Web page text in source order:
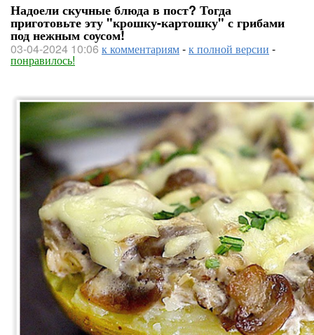
Надоели скучные блюда в пост? Тогда
приготовьте эту "крошку-картошку" с грибами
под нежным соусом!
03-04-2024 10:06 к комментариям-к полной версии -
понравилось!